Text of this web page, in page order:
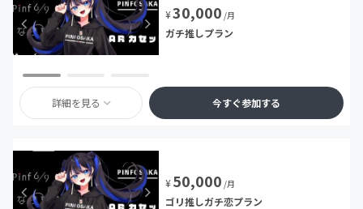
¥30,000 /月
ガチ推しプラン
詳細を見る 今すぐ参加する
¥50,000 /月
ゴリ推しガチ恋プラン